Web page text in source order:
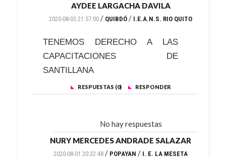
AYDEE LARGACHA DAVILA
2020-08-05 21:57:00 / QUIBDÓ / I.E.A.N.S. RIO QUITO
TENEMOS DERECHO A LAS
CAPACITACIONES DE
SANTILLANA
RESPUESTAS (0) RESPONDER
No hay respuestas
NURY MERCEDES ANDRADE SALAZAR
2020-08-01 20:32:48 / POPAYAN / I. E. LA MESETA